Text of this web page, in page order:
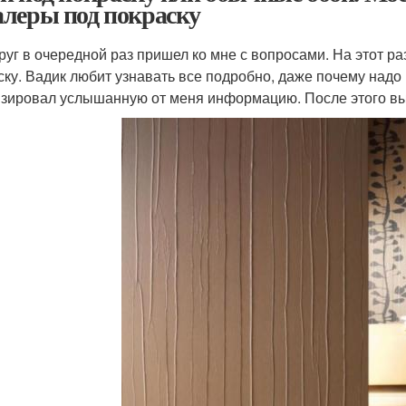
под покраску
в очередной раз пришел ко мне с вопросами. На этот
Вадик любит узнавать все подробно, даже почему
услышанную от меня информацию. После этого